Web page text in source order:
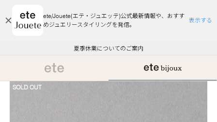
ete/Jouete(エテ・ジュエッテ)公式最新情報や、おすす
めジュエリースタイリングを発信。
表示する
エコラッピング及びエコポイント付与のご案内
ご注文いただいたお品物のお届け状況について
夏季休業についてのご案内
WEB Limited Items >>
採用のご案内
悪質な偽サイトにご注意ください
エコラッピング及びエコポイント付与のご案内
ご注文いただいたお品物のお届け状況について
SOLD OUT